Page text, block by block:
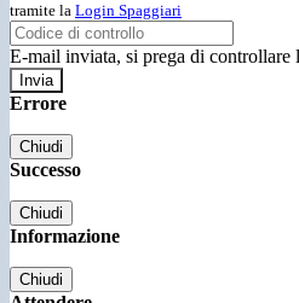
tramite la Login Spaggiari
E-mail inviata, si prega di controllare
Errore
Chiudi
Successo
Chiudi
Informazione
Chiudi